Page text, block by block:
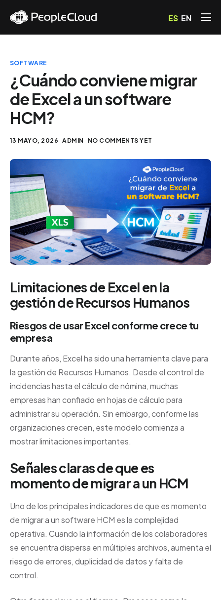
Servicios
Blog
Preguntas Frecuentes
Contacto
ES EN
SOFTWARE
¿Cuándo conviene migrar
de Excel a un software
HCM?
13 MAYO, 2026 ADMIN NO COMMENTS YET
Limitaciones de Excel en la
gestión de Recursos Humanos
Riesgos de usar Excel conforme crece tu
empresa
Durante años, Excel ha sido una herramienta clave para
la gestión de Recursos Humanos. Desde el control de
incidencias hasta el cálculo de nómina, muchas
empresas han confiado en hojas de cálculo para
administrar su operación. Sin embargo, conforme las
organizaciones crecen, este modelo comienza a
mostrar limitaciones importantes.
Señales claras de que es
momento de migrar a un HCM
Uno de los principales indicadores de que es momento
de migrar a un software HCM es la complejidad
operativa. Cuando la información de los colaboradores
se encuentra dispersa en múltiples archivos, aumenta el
riesgo de errores, duplicidad de datos y falta de
control.